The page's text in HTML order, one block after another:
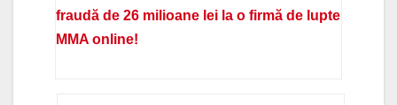
fraudă de 26 milioane lei la o firmă de lupte
MMA online!